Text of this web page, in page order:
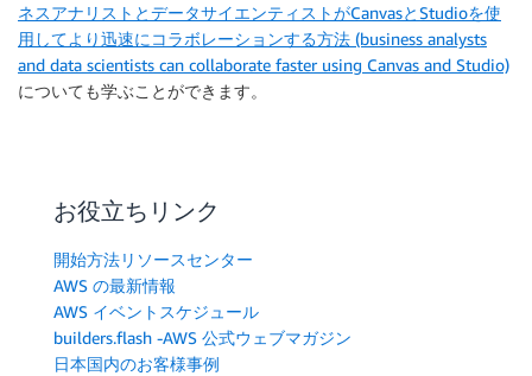
ネスアナリストとデータサイエンティストがCanvasとStudioを使
用してより迅速にコラボレーションする方法 (business analysts
and data scientists can collaborate faster using Canvas and Studio)
についても学ぶことができます。
お役立ちリンク
開始方法リソースセンター
AWS の最新情報
AWS イベントスケジュール
builders.flash -AWS 公式ウェブマガジン
日本国内のお客様事例